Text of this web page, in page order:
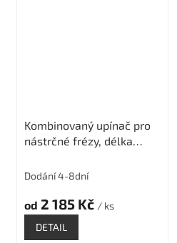
Kombinovaný upínač pro
nástrčné frézy, délka
Dodání 4-8dní
od 2 185 Kč / ks
DETAIL